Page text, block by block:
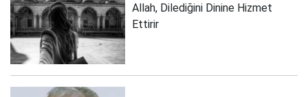
Allah, Dilediğini Dinine Hizmet
Ettirir